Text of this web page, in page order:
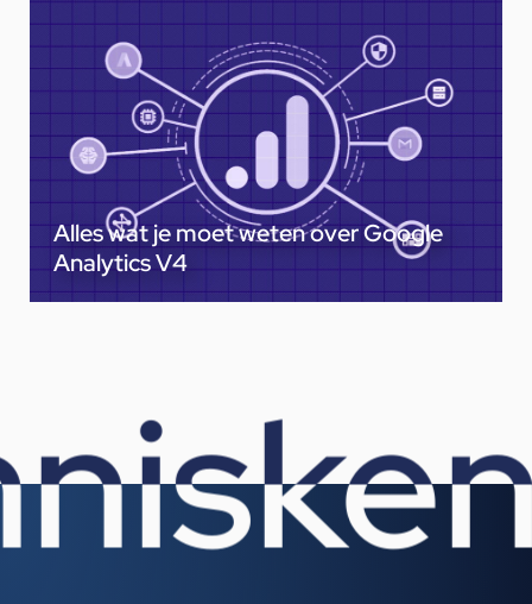
Alles wat je moet weten over Google
Analytics V4